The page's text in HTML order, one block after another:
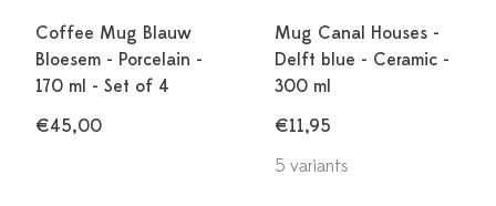
Coffee Mug Blauw
Bloesem - Porcelain -
170 ml - Set of 4
€45,00
Mug Canal Houses -
Delft blue - Ceramic -
300 ml
€11,95
5 variants